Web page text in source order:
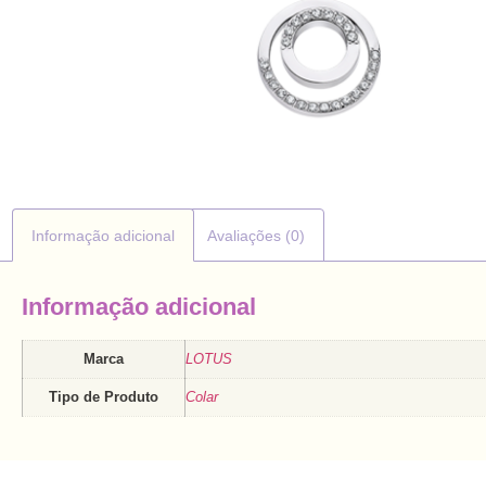
Informação adicional Avaliações (0)
Informação adicional
Marca LOTUS
Tipo de Produto Colar